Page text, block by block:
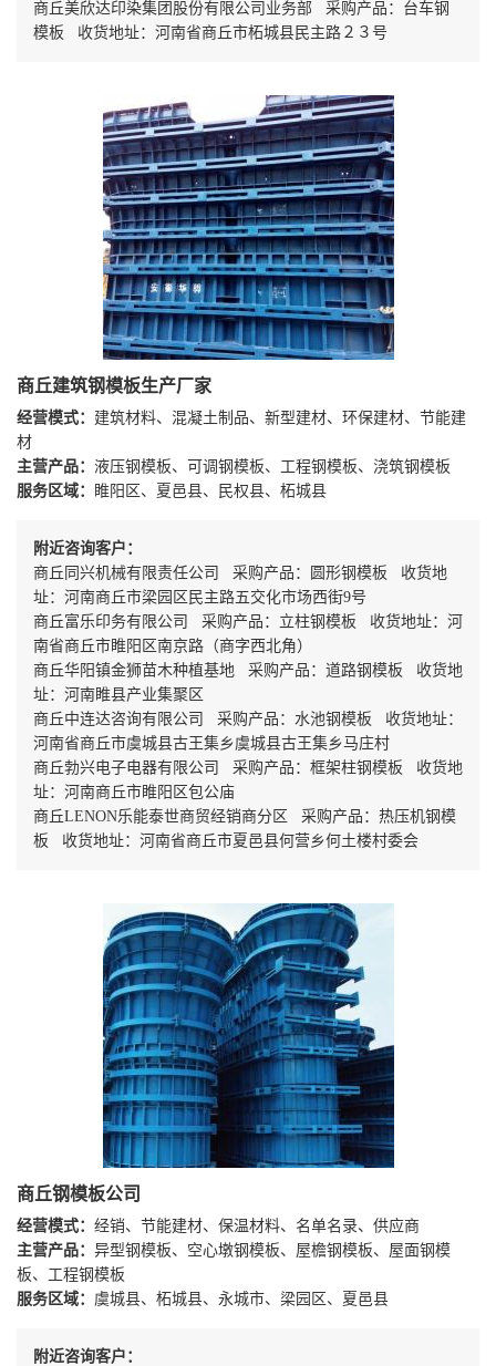
商丘美欣达印染集团股份有限公司业务部 采购产品：台车钢
模板 收货地址：河南省商丘市柘城县民主路２３号
商丘建筑钢模板生产厂家
经营模式： 建筑材料、混凝土制品、新型建材、环保建材、节能建
材
主营产品： 液压钢模板、可调钢模板、工程钢模板、浇筑钢模板
服务区域：
睢阳区、夏邑县、民权县、柘城县
附近咨询客户：
商丘同兴机械有限责任公司 采购产品：圆形钢模板 收货地
址：河南商丘市梁园区民主路五交化市场西街9号
商丘富乐印务有限公司 采购产品：立柱钢模板 收货地址：河
南省商丘市睢阳区南京路（商字西北角）
商丘华阳镇金狮苗木种植基地 采购产品：道路钢模板 收货地
址：河南睢县产业集聚区
商丘中连达咨询有限公司 采购产品：水池钢模板 收货地址：
河南省商丘市虞城县古王集乡虞城县古王集乡马庄村
商丘勃兴电子电器有限公司 采购产品：框架柱钢模板 收货地
址：河南商丘市睢阳区包公庙
商丘LENON乐能泰世商贸经销商分区 采购产品：热压机钢模
板 收货地址：河南省商丘市夏邑县何营乡何土楼村委会
商丘钢模板公司
经营模式： 经销、节能建材、保温材料、名单名录、供应商
主营产品： 异型钢模板、空心墩钢模板、屋檐钢模板、屋面钢模
板、工程钢模板
服务区域： 虞城县、柘城县、永城市、梁园区、夏邑县
附近咨询客户：